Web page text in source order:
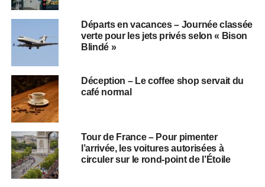
Départs en vacances – Journée classée
verte pour les jets privés selon « Bison
Blindé »
Déception – Le coffee shop servait du
café normal
Tour de France – Pour pimenter
l’arrivée, les voitures autorisées à
circuler sur le rond-point de l’Étoile